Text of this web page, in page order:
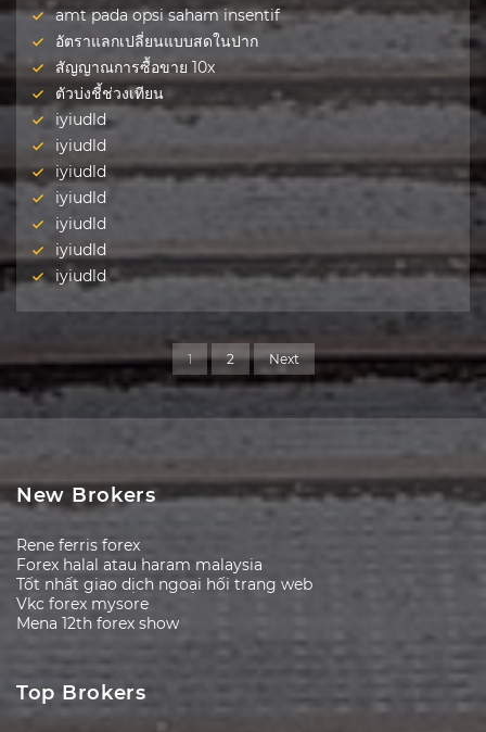
amt pada opsi saham insentif
อัตราแลกเปลี่ยนแบบสดในปาก
สัญญาณการซื้อขาย 10x
ตัวบ่งชี้ช่วงเทียน
iyiudld
iyiudld
iyiudld
iyiudld
iyiudld
iyiudld
iyiudld
1 2 Next
New Brokers
Rene ferris forex
Forex halal atau haram malaysia
Tốt nhất giao dịch ngoại hối trang web
Vkc forex mysore
Mena 12th forex show
Top Brokers